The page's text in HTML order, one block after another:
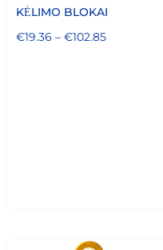
KĖLIMO BLOKAI
€19.36 – €102.85